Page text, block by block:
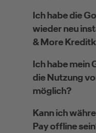
Ich habe die
wieder neu
& More
Ich habe mein
die Nutzung
möglich?
Kann ich
Pay offline